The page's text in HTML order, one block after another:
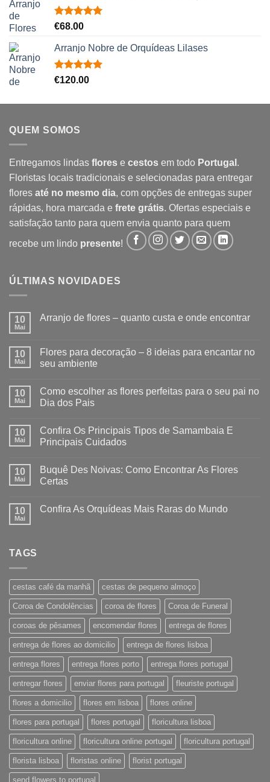
Avaliação
€68.00
Arranjo Nobre de Orquídeas Lilases
Avaliação
€120.00
QUEM SOMOS
Entregamos lindas flores e cestos em todo Portugal .
Floristas locais tradicionais e selecionadas para entregar
flores até no mesmo dia, com opções de entregas super
rápidas, hora marcada e frete grátis. Ofertas especiais e
satisfação tanto para quem envia quanto para quem
recebe um lindo presente!
ÚLTIMAS NOVIDADES
10
Mai
Arranjo de flores – quanto custa e onde encontrar
10
Mai
Flores para decoração – 8 ideias para encantar no
seu ambiente
10
Mai
Como escolher as flores perfeitas para o seu pai no
Dia dos Pais
10
Mai
Confira Os Principais Tipos de Samambaia E
Principais Cuidados
10
Mai
Buquê Des Noivas: Como Encontrar As Flores
Certas
10
Mai
Confira As Orquídeas Mais Raras do Mundo
TAGS
cestas café da manhã cestas de pequeno almoço
Coroa de Condolências coroa de flores Coroa de Funeral
coroas de pêsames encomendar flores entrega de flores
entrega de flores ao domicilio entrega de flores lisboa
entrega flores entrega flores porto entrega flores portugal
entregar flores enviar flores para portugal fleuriste portugal
flores a domicilio flores em lisboa flores online
flores para portugal flores portugal floricultura lisboa
floricultura online floricultura online portugal floricultura portugal
florista lisboa floristas online florist portugal
send flowers to portugal